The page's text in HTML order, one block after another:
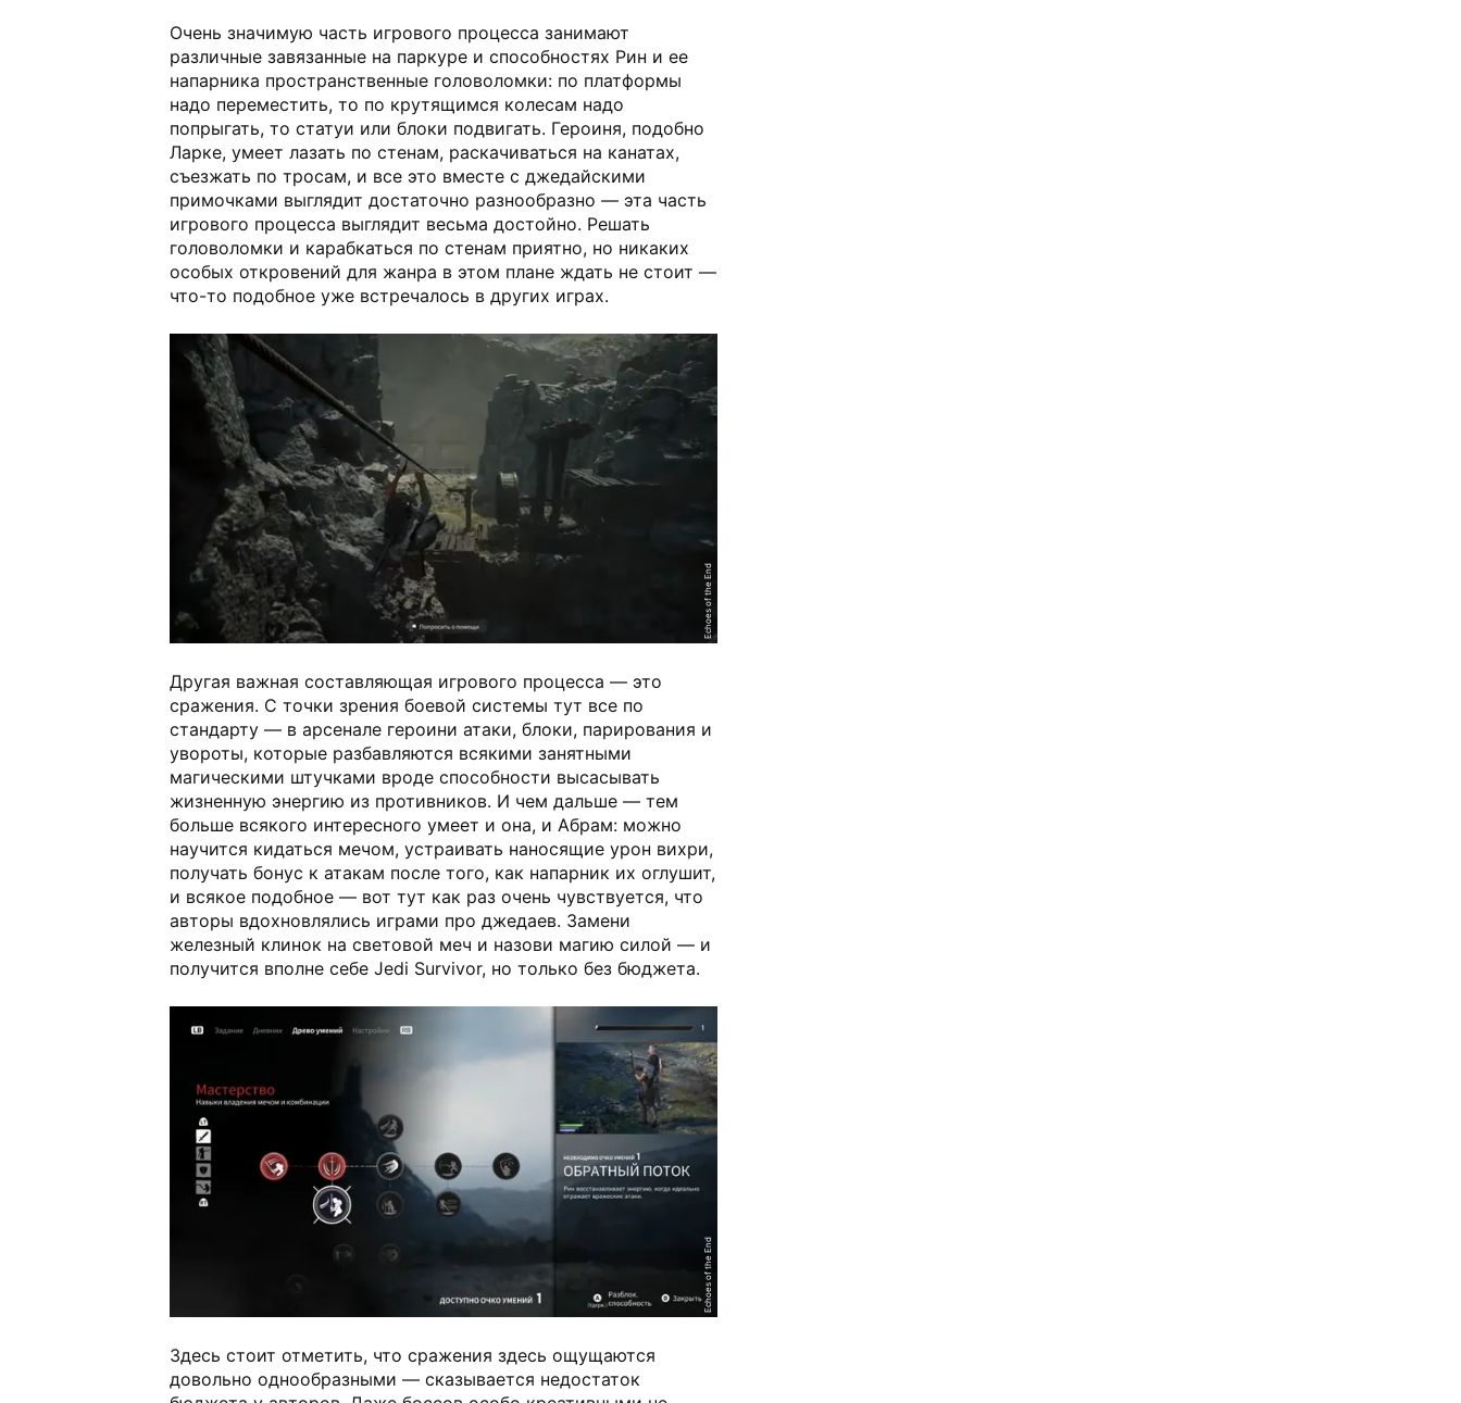
Очень значимую часть игрового процесса занимают
различные завязанные на паркуре и способностях Рин и ее
напарника пространственные головоломки: по платформы
надо переместить, то по крутящимся колесам надо
попрыгать, то статуи или блоки подвигать. Героиня, подобно
Ларке, умеет лазать по стенам, раскачиваться на канатах,
съезжать по тросам, и все это вместе с джедайскими
примочками выглядит достаточно разнообразно — эта часть
игрового процесса выглядит весьма достойно. Решать
головоломки и карабкаться по стенам приятно, но никаких
особых откровений для жанра в этом плане ждать не стоит —
что-то подобное уже встречалось в других играх.
Echoes of the End
Другая важная составляющая игрового процесса — это
сражения. С точки зрения боевой системы тут все по
стандарту — в арсенале героини атаки, блоки, парирования и
увороты, которые разбавляются всякими занятными
магическими штучками вроде способности высасывать
жизненную энергию из противников. И чем дальше — тем
больше всякого интересного умеет и она, и Абрам: можно
научится кидаться мечом, устраивать наносящие урон вихри,
получать бонус к атакам после того, как напарник их оглушит,
и всякое подобное — вот тут как раз очень чувствуется, что
авторы вдохновлялись играми про джедаев. Замени
железный клинок на световой меч и назови магию силой — и
получится вполне себе Jedi Survivor, но только без бюджета.
Echoes of the End
Здесь стоит отметить, что сражения здесь ощущаются
довольно однообразными — сказывается недостаток